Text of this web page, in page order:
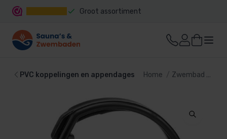
Groot assortiment
PVC koppelingen en appendages Home Zwembad